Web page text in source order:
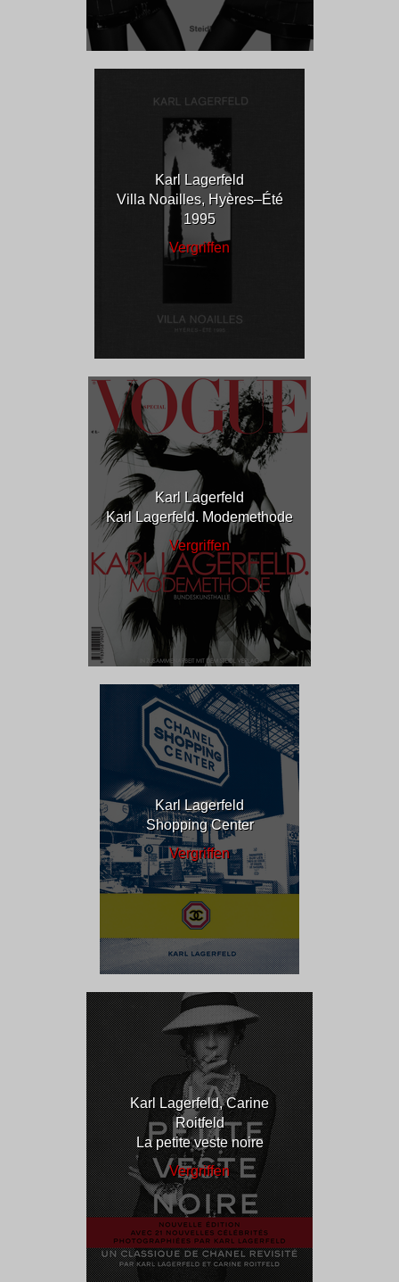
Karl Lagerfeld
Villa Noailles, Hyères–Été
1995
Vergriffen
Karl Lagerfeld
Karl Lagerfeld. Modemethode
Vergriffen
Karl Lagerfeld
Shopping Center
Vergriffen
Karl Lagerfeld, Carine
Roitfeld
La petite veste noire
Vergriffen